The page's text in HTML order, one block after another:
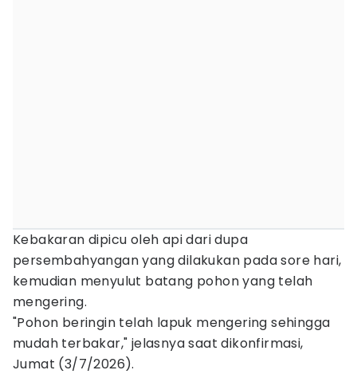
Kebakaran dipicu oleh api dari dupa
persembahyangan yang dilakukan pada sore hari,
kemudian menyulut batang pohon yang telah
mengering.
"Pohon beringin telah lapuk mengering sehingga
mudah terbakar," jelasnya saat dikonfirmasi,
Jumat (3/7/2026).